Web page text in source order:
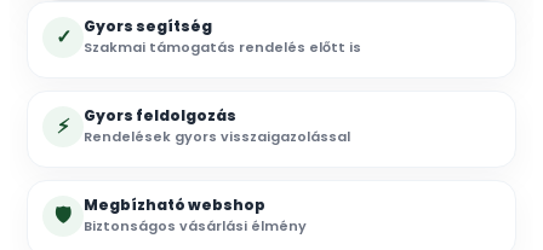
✓ Gyors segítség
Szakmai támogatás rendelés előtt is
⚡ Gyors feldolgozás
Rendelések gyors visszaigazolással
🛡 Megbízható webshop
Biztonságos vásárlási élmény